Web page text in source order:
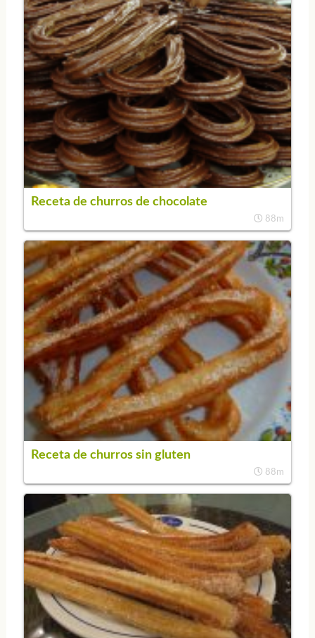
Receta de churros de chocolate
88m
Receta de churros sin gluten
88m